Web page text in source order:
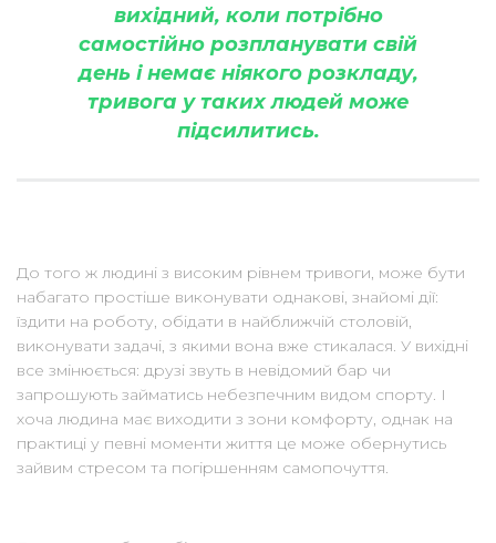
вихідний, коли потрібно
самостійно розпланувати свій
день і немає ніякого розкладу,
тривога у таких людей може
підсилитись.
До того ж людині з високим рівнем тривоги, може бути
набагато простіше виконувати однакові, знайомі дії:
їздити на роботу, обідати в найближчій столовій,
виконувати задачі, з якими вона вже стикалася. У вихідні
все змінюється: друзі звуть в невідомий бар чи
запрошують займатись небезпечним видом спорту. І
хоча людина має виходити з зони комфорту, однак на
практиці у певні моменти життя це може обернутись
зайвим стресом та погіршенням самопочуття.